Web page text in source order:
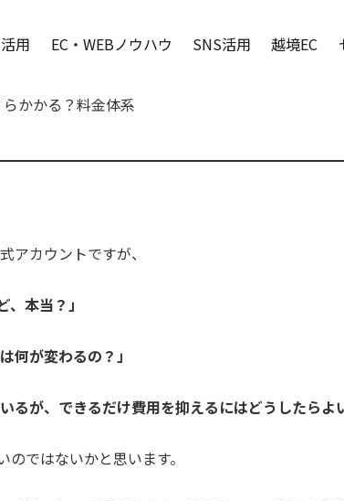
用 EC・WEBノウハウ SNS活用 越境EC
かかる？料金体系
アカウントですが、
本当？」
何が変わるの？」
るが、できるだけ費用を抑えるにはどうしたらよ
ではないかと思います。